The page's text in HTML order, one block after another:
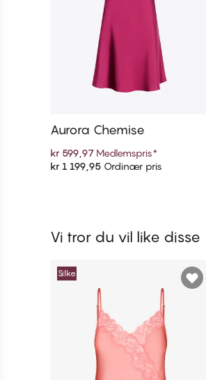
Legg i handlekurven
Aurora Chemise
kr 599,97 Medlemspris*
kr 1 199,95 Ordinær pris
Vi tror du vil like disse
Silke